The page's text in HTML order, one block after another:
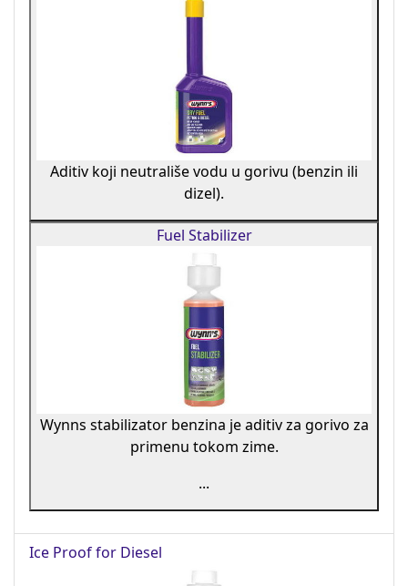
Aditiv koji neutrališe vodu u gorivu (benzin ili
dizel).
Fuel Stabilizer
Wynns stabilizator benzina je aditiv za gorivo za
primenu tokom zime.
...
Ice Proof for Diesel